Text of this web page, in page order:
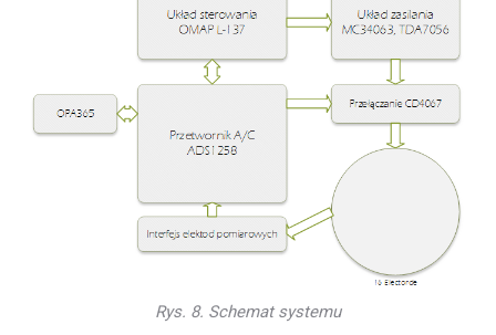
Rys. 8. Schemat systemu